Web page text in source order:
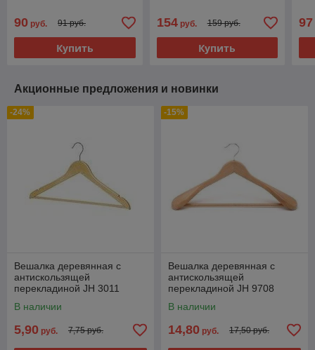
90 руб. 91 руб.
Купить
154руб. 159 руб.
Купить
97
Акционные предложения и новинки
-24%
Вешалка деревянная с
антискользящей
перекладиной JH 3011
В наличии
5,90 руб. 7,75 руб.
-15%
Вешалка деревянная с
антискользящей
перекладиной JH 9708
В наличии
14,80 руб. 17,50 руб.